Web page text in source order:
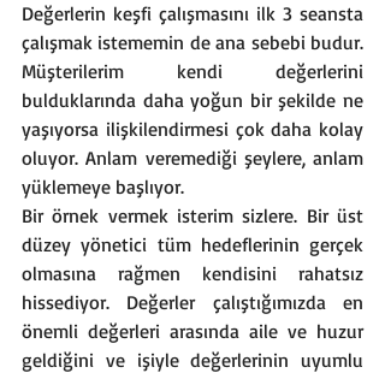
Değerlerin keşfi çalışmasını ilk 3 seansta
çalışmak istememin de ana sebebi budur.
Müşterilerim kendi değerlerini
bulduklarında daha yoğun bir şekilde ne
yaşıyorsa ilişkilendirmesi çok daha kolay
oluyor. Anlam veremediği şeylere, anlam
yüklemeye başlıyor.
Bir örnek vermek isterim sizlere. Bir üst
düzey yönetici tüm hedeflerinin gerçek
olmasına rağmen kendisini rahatsız
hissediyor. Değerler çalıştığımızda en
önemli değerleri arasında aile ve huzur
geldiğini ve işiyle değerlerinin uyumlu